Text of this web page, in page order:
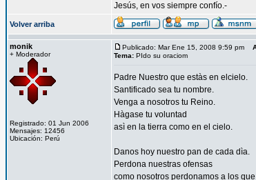
Jesús, en vos siempre confío.-
Volver arriba
monik
+ Moderador
Registrado: 01 Jun 2006
Mensajes: 12456
Ubicación: Perú
Publicado: Mar Ene 15, 2008 9:59 pm
Tema: PIdo su oraciom
Padre Nuestro que estàs en elcielo.
Santificado sea tu nombre.
Venga a nosotros tu Reino.
Hàgase tu voluntad
asì en la tierra como en el cielo.
Danos hoy nuestro pan de cada dìa.
Perdona nuestras ofensas
como nosotros perdonamos a los